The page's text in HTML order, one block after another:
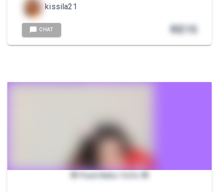
kissila21
CHAT R$15
🌸 Pack Neko YuYu 🌸